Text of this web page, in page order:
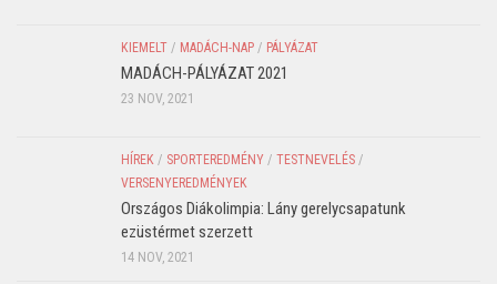
KIEMELT / MADÁCH-NAP / PÁLYÁZAT
MADÁCH-PÁLYÁZAT 2021
23 NOV, 2021
HÍREK / SPORTEREDMÉNY / TESTNEVELÉS /
VERSENYEREDMÉNYEK
Országos Diákolimpia: Lány gerelycsapatunk
ezüstérmet szerzett
14 NOV, 2021